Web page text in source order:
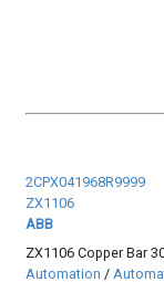
2CPX041968R9999
ZX1106
ABB
ZX1106 Copper Bar
Automation /